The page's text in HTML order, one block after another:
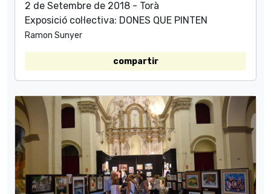
2 de Setembre de 2018 - Torà
Exposició col·lectiva: DONES QUE PINTEN
Ramon Sunyer
compartir